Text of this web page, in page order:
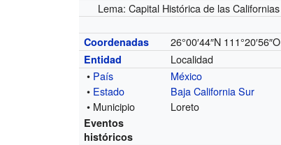
Lema: Capital Histórica de las Californias
Coordenadas 26°00′44″N 111°20′56″O
Entidad
Localidad
• País
México
• Estado
Baja California Sur
• Municipio
Loreto
Eventos
históricos